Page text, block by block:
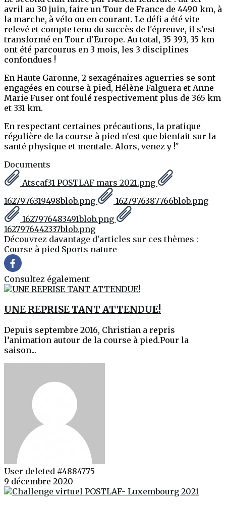
avril au 30 juin, faire un Tour de France de 4490 km, à
la marche, à vélo ou en courant. Le défi a été vite
relevé et compte tenu du succès de l'épreuve, il s'est
transformé en Tour d'Europe. Au total, 35 393, 35 km
ont été parcourus en 3 mois, les 3 disciplines
confondues !
En Haute Garonne, 2 sexagénaires aguerries se sont
engagées en course à pied, Hélène Falguera et Anne
Marie Fuser ont foulé respectivement plus de 365 km
et 331 km.
En respectant certaines précautions, la pratique
régulière de la course à pied n'est que bienfait sur la
santé physique et mentale. Alors, venez y !"
Documents
Atscaf31 POSTLAF mars 2021.png
1627976319498blob.png
1627976387766blob.png
1627976483491blob.png
1627976442337blob.png
Découvrez davantage d'articles sur ces thèmes :
Course à pied Sports nature
Consultez également
UNE REPRISE TANT ATTENDUE!
Depuis septembre 2016, Christian a repris
l’animation autour de la course à pied.Pour la
saison...
User deleted #4884775
9 décembre 2020